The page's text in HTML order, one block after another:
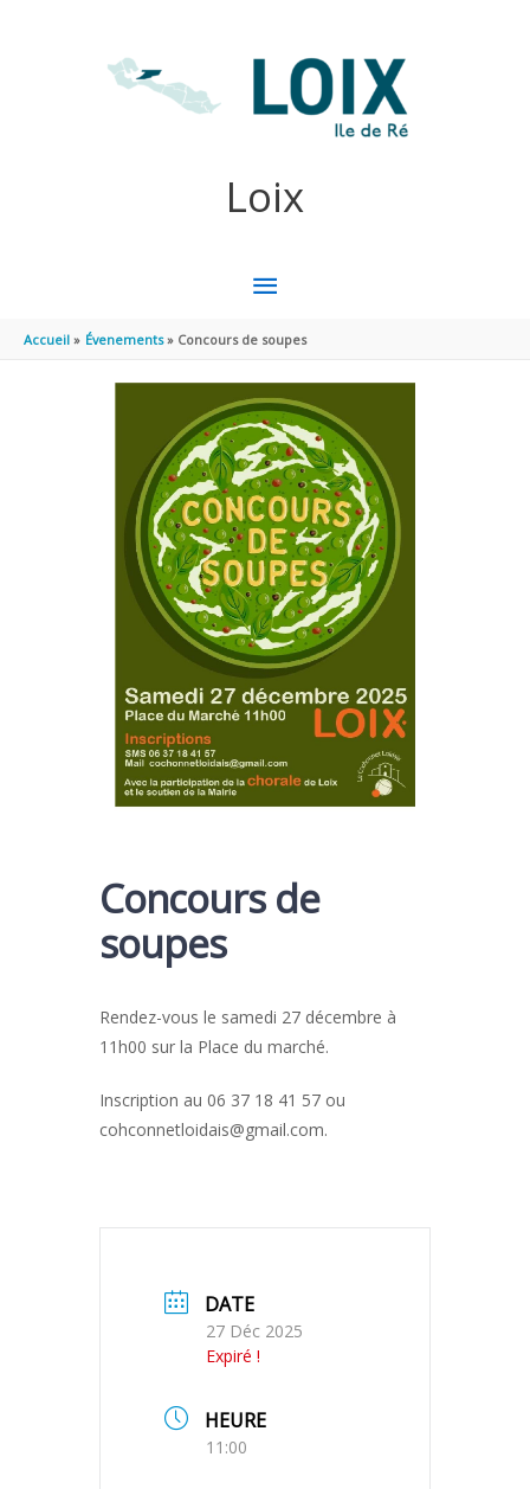
Loix
MENU
PRINCIPAL
Accueil Évenements Concours de soupes
Concours de
soupes
Rendez-vous le samedi 27 décembre à
11h00 sur la Place du marché.
Inscription au 06 37 18 41 57 ou
cohconnetloidais@gmail.com.
DATE
27 Déc 2025
Expiré !
HEURE
11:00